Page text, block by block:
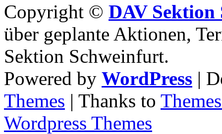
Copyright © DAV
über geplante Aktionen,
Sektion Schweinfurt.
Powered by WordPress |
Themes | Thanks to
Wordpress Themes